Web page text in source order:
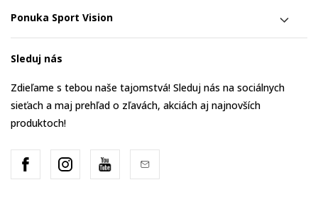
Ponuka Sport Vision
Sleduj nás
Zdieľame s tebou naše tajomstvá! Sleduj nás na sociálnych
sieťach a maj prehľad o zľavách, akciách aj najnovších
produktoch!